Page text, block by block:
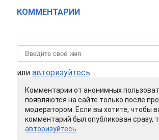
КОММЕНТАРИИ
или авторизуйтесь
Комментарии от анонимных
появляются на сайте только после
модератором. Если вы хотите, чтобы
комментарий был опубликован сразу,
авторизуйтесь